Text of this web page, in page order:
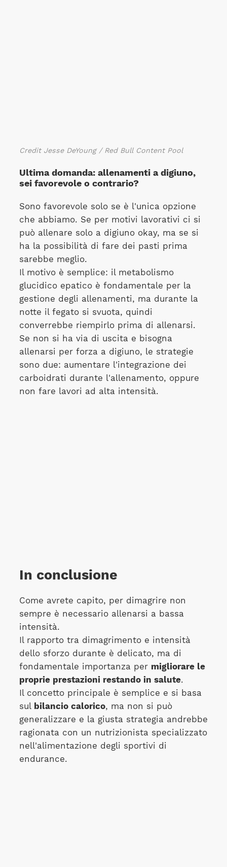
Credit Jesse DeYoung / Red Bull Content Pool
Ultima domanda: allenamenti a digiuno,
sei favorevole o contrario?
Sono favorevole solo se è l'unica opzione
che abbiamo. Se per motivi lavorativi ci si
può allenare solo a digiuno okay, ma se si
ha la possibilità di fare dei pasti prima
sarebbe meglio.
Il motivo è semplice: il metabolismo
glucidico epatico è fondamentale per la
gestione degli allenamenti, ma durante la
notte il fegato si svuota, quindi
converrebbe riempirlo prima di allenarsi.
Se non si ha via di uscita e bisogna
allenarsi per forza a digiuno, le strategie
sono due: aumentare l'integrazione dei
carboidrati durante l'allenamento, oppure
non fare lavori ad alta intensità.
In conclusione
Come avrete capito, per dimagrire non
sempre è necessario allenarsi a bassa
intensità.
Il rapporto tra dimagrimento e intensità
dello sforzo durante è delicato, ma di
fondamentale importanza per migliorare le
proprie prestazioni restando in salute.
Il concetto principale è semplice e si basa
sul bilancio calorico, ma non si può
generalizzare e la giusta strategia andrebbe
ragionata con un nutrizionista specializzato
nell'alimentazione degli sportivi di
endurance.